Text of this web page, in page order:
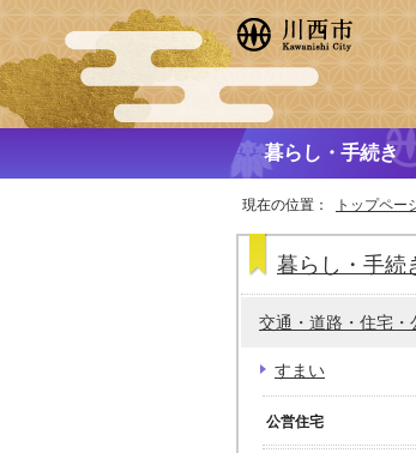
暮らし・手続き
現在の位置： トップペー
暮らし・手続
交通・道路・住宅・
すまい
公営住宅